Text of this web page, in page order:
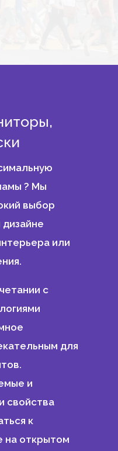
? Мы
выбор
или
с
для
и
свойства
к
на открытом